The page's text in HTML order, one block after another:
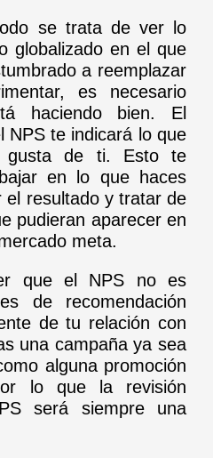
se trata de ver lo
globalizado en el que
a reemplazar
es necesario
haciendo bien. El
NPS te indicará lo que
gusta de ti. Esto te
en lo que haces
el resultado y tratar de
pudieran aparecer en
meta.
que el NPS no es
de recomendación
de tu relación con
una campaña ya sea
alguna promoción
lo que la revisión
será siempre una